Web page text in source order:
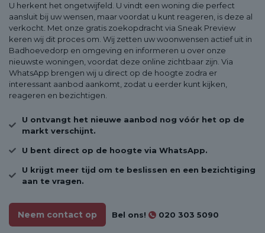
U herkent het ongetwijfeld. U vindt een woning die perfect
aansluit bij uw wensen, maar voordat u kunt reageren, is deze al
verkocht. Met onze gratis zoekopdracht via Sneak Preview
keren wij dit proces om. Wij zetten uw woonwensen actief uit in
Badhoevedorp en omgeving en informeren u over onze
nieuwste woningen, voordat deze online zichtbaar zijn. Via
WhatsApp brengen wij u direct op de hoogte zodra er
interessant aanbod aankomt, zodat u eerder kunt kijken,
reageren en bezichtigen.
U ontvangt het nieuwe aanbod nog vóór het op de
markt verschijnt.
U bent direct op de hoogte via WhatsApp.
U krijgt meer tijd om te beslissen en een bezichtiging
aan te vragen.
Neem contact op Bel ons! 020 303 5090